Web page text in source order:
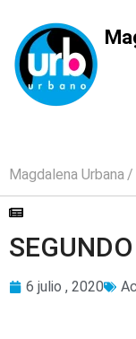
Magdalena Urbana
6 julio , 2020